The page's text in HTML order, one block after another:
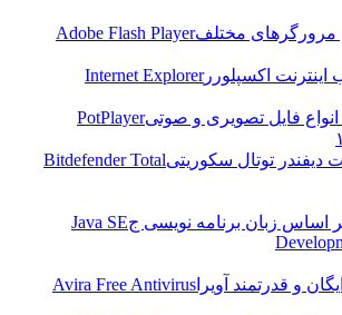
مختلفAdobe Flash Player
اکسپلوررInternet Explorer
فایل تصویری و صوتی PotPlayer
توتال سکوریتیBitdefender Total
زبان برنامه نویسی جJava SE
آویراAvira Free Antivirus